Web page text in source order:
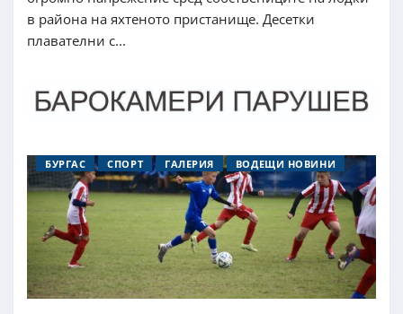
в района на яхтеното пристанище. Десетки
плавателни с...
БУРГАС СПОРТ ГАЛЕРИЯ ВОДЕЩИ НОВИНИ